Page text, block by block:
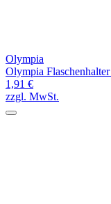
Olympia
Olympia
1,91 €
zzgl. MwSt.